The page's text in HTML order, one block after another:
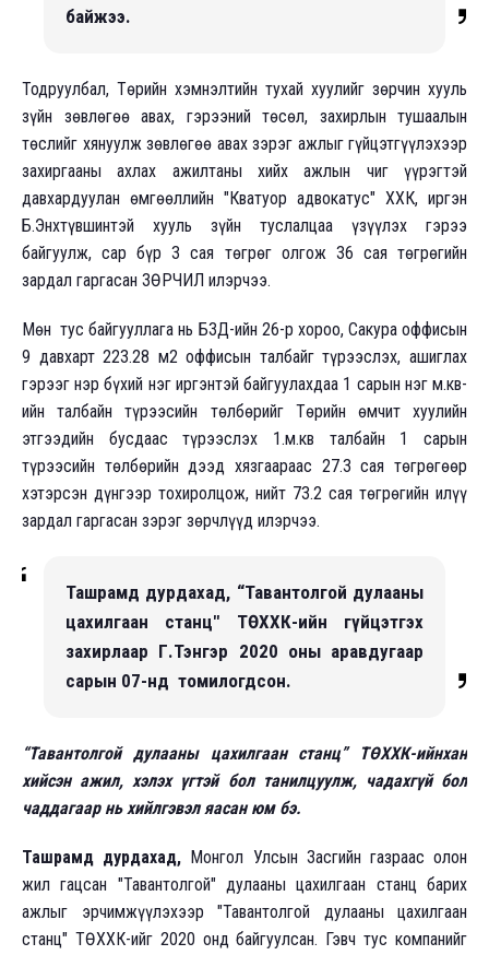
байжээ.
Тодруулбал, Төрийн хэмнэлтийн тухай хуулийг зөрчин хууль
зүйн зөвлөгөө авах, гэрээний төсөл, захирлын тушаалын
төслийг хянуулж зөвлөгөө авах зэрэг ажлыг гүйцэтгүүлэхээр
захиргааны ахлах ажилтаны хийх ажлын чиг үүрэгтэй
давхардуулан өмгөөллийн "Кватуор адвокатус" ХХК, иргэн
Б.Энхтүвшинтэй хууль зүйн туслалцаа үзүүлэх гэрээ
байгуулж, сар бүр 3 сая төгрөг олгож 36 сая төгрөгийн
зардал гаргасан ЗӨРЧИЛ илэрчээ.
Мөн тус байгууллага нь БЗД-ийн 26-р хороо, Сакура оффисын
9 давхарт 223.28 м2 оффисын талбайг түрээслэх, ашиглах
гэрээг нэр бүхий нэг иргэнтэй байгуулахдаа 1 сарын нэг м.кв-
ийн талбайн түрээсийн төлбөрийг Төрийн өмчит хуулийн
этгээдийн бусдаас түрээслэх 1.м.кв талбайн 1 сарын
түрээсийн төлбөрийн дээд хязгаараас 27.3 сая төгрөгөөр
хэтэрсэн дүнгээр тохиролцож, нийт 73.2 сая төгрөгийн илүү
зардал гаргасан зэрэг зөрчлүүд илэрчээ.
Ташрамд дурдахад, “Тавантолгой дулааны
цахилгаан станц" ТӨХХК-ийн гүйцэтгэх
захирлаар Г.Тэнгэр 2020 оны аравдугаар
сарын 07-нд томилогдсон.
“Тавантолгой дулааны цахилгаан станц” ТӨХХК-ийнхан
хийсэн ажил, хэлэх үгтэй бол танилцуулж, чадахгүй бол
чаддагаар нь хийлгэвэл яасан юм бэ.
Ташрамд дурдахад, Монгол Улсын Засгийн газраас олон
жил гацсан "Тавантолгой" дулааны цахилгаан станц барих
ажлыг эрчимжүүлэхээр "Тавантолгой дулааны цахилгаан
станц" ТӨХХК-ийг 2020 онд байгуулсан. Гэвч тус компанийг